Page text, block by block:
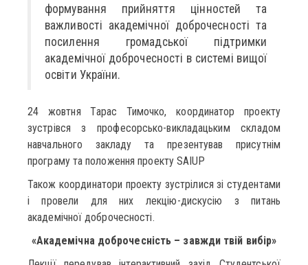
формування прийняття цінностей та
важливості академічної доброчесності та
посилення громадської підтримки
академічної доброчесності в системі вищої
освіти України.
24 жовтня Тарас Тимочко, координатор проекту
зустрівся з професорсько-викладацьким складом
навчального закладу та презентував присутнім
програму та положення проекту SAIUP
Також координатори проекту зустрілися зі студентами
і провели для них лекцію-дискусію з питань
академічної доброчесності.
«Академічна доброчесність – завжди твій вибір»